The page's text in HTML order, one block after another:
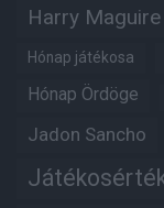
Harry Maguire
Hónap játékosa
Hónap Ördöge
Jadon Sancho